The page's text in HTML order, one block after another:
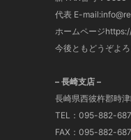
代表 E-
ホームページ
今後ともどうぞよ
– 長崎支店 –
長崎県西彼杵郡時
TEL：095-882-
FAX：095-882-